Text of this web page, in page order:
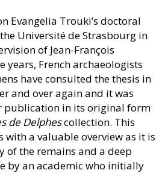
Evangelia Trouki’s doctoral
Université de Strasbourg in
of Jean-François
years, French archaeologists
have consulted the thesis in
and over again and it was
publication in its original form
de Delphescollection. This
with a valuable overview as it is
of the remains and a deep
by an academic who initially